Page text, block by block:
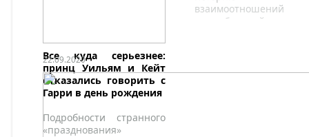
Все куда серьезнее:
принц Уильям и Кейт
отказались говорить с
Гарри в день рождения
Подробности странного
«празднования»
взаимоотношений
возлюбленной принца
22.09.2020